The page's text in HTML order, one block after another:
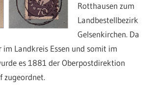
Rotthausen zum
Landbestellbezirk
Gelsenkirchen. Da
im Landkreis Essen und somit im
es 1881 der Oberpostdirektion
zugeordnet.